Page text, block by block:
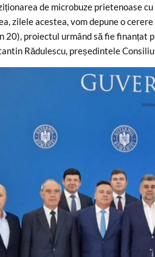
de microbuze prietenoase
zilele acestea, vom depune o
20), proiectul urmând să fie finanțat
Rădulescu, președintele